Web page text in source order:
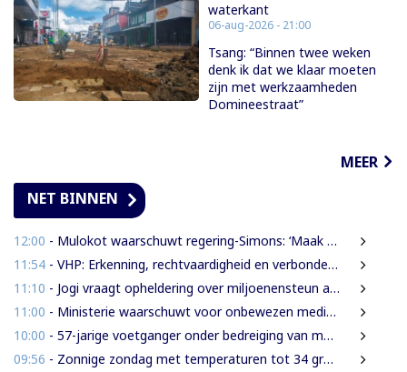
waterkant
06-aug-2026 - 21:00
Tsang: “Binnen twee weken
denk ik dat we klaar moeten
zijn met werkzaamheden
Domineestraat”
MEER
NET BINNEN
12:00 - Mulokot waarschuwt regering-Simons: ‘Maak van 5-kilometerwet geen uitstel van echte grondenrechten’
11:54 - VHP: Erkenning, rechtvaardigheid en verbondenheid op 9 augustus
11:10 - Jogi vraagt opheldering over miljoenensteun aan SLM en behaalde resultaten
11:00 - Ministerie waarschuwt voor onbewezen medische claims via sociale media
10:00 - 57-jarige voetganger onder bedreiging van mes beroofd van mobiele telefoon
09:56 - Zonnige zondag met temperaturen tot 34 graden